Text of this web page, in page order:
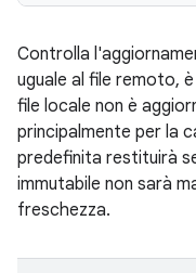
Controlla
uguale al file remoto,
file locale non è
principalmente per la
predefinita restituirà
immutabile non sarà
freschezza.